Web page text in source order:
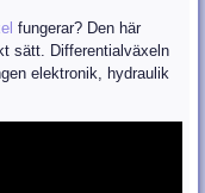
fungerar? Den här
sätt. Differentialväxeln
elektronik, hydraulik